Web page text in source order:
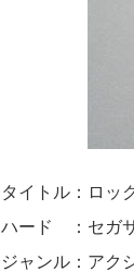
タイトル：ロッ
ハード ：セガ
ジャンル：アク